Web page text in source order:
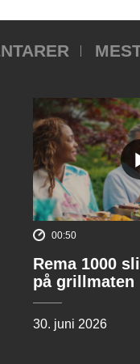
00:50
Rema 1000
på grillmaten
30. juni 2026